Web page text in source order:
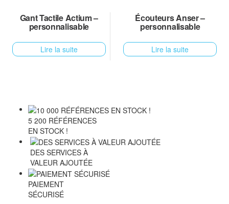
Gant Tactile Actium –
personnalisable
Lire la suite
Écouteurs Anser –
personnalisable
Lire la suite
5 200 RÉFÉRENCES
EN STOCK !
DES SERVICES À
VALEUR AJOUTÉE
PAIEMENT
SÉCURISÉ